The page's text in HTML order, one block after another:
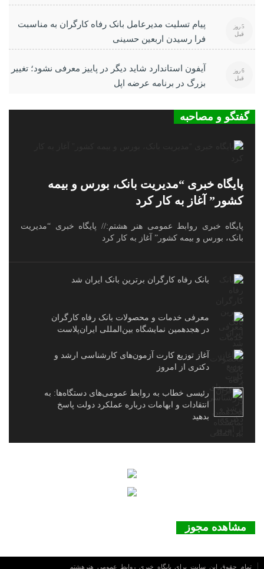
پیام تسلیت مدیرعامل بانک رفاه کارگران به مناسبت
فرا رسیدن اربعین حسینی
5 روز
قبل
آیفون استاندارد شاید دیگر در پاییز معرفی نشود؛ تغییر
بزرگ در برنامه عرضه اپل
6 روز
قبل
گفتگو و مصاحبه
پایگاه خبری “مدیریت بانک، بورس و بیمه
کشور” آغاز به کار کرد
پایگاه خبری روابط عمومی هنر هشتم:// پایگاه خبری “مدیریت
بانک، بورس و بیمه کشور” آغاز به کار کرد
بانک رفاه کارگران برترین بانک ایران شد
معرفی خدمات و محصولات بانک رفاه کارگران
در هجدهمین نمایشگاه بین‌المللی ایران‌پلاست
آغاز توزیع کارت آزمون‌های کارشناسی ارشد و
دکتری از امروز
رئیسی خطاب به روابط عمومی‌های دستگاه‌ها: به
انتقادات و ابهامات درباره عملکرد دولت پاسخ
بدهید
مشاهده مجوز
تمام حقوق این سایت برای پایگاه خبری روابط عمومي هنرهشتم